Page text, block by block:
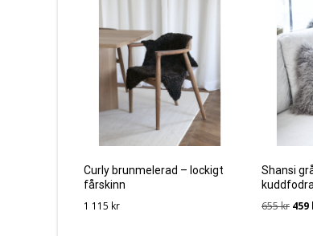
Curly brunmelerad – lockigt
fårskinn
1 115 kr
Shansi
655kr Det
459